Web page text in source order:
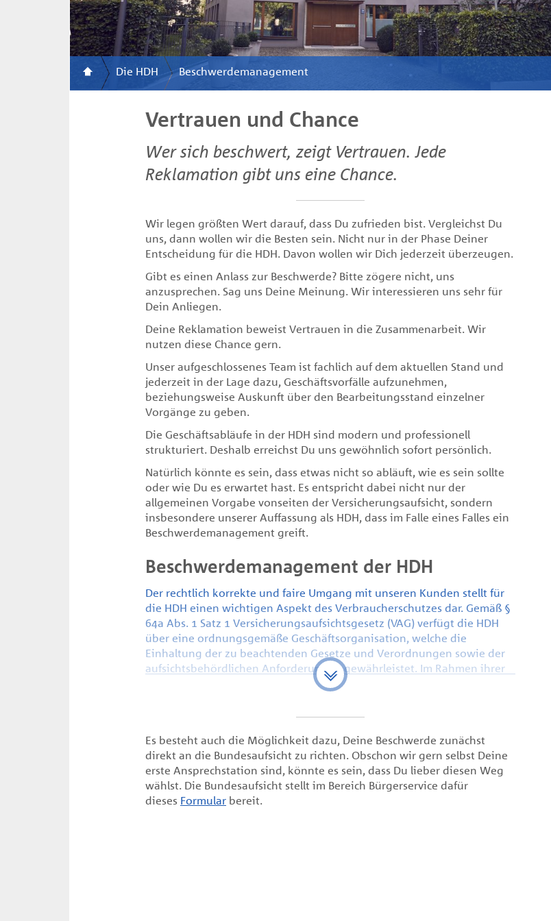
Die HDH Beschwerdemanagement
Vertrauen und Chance
Wer sich beschwert, zeigt Vertrauen. Jede
Reklamation gibt uns eine Chance.
Wir legen größten Wert darauf, dass Du zufrieden bist. Vergleichst Du
uns, dann wollen wir die Besten sein. Nicht nur in der Phase Deiner
Entscheidung für die HDH. Davon wollen wir Dich jederzeit überzeugen.
Gibt es einen Anlass zur Beschwerde? Bitte zögere nicht, uns
anzusprechen. Sag uns Deine Meinung. Wir interessieren uns sehr für
Dein Anliegen.
Deine Reklamation beweist Vertrauen in die Zusammenarbeit. Wir
nutzen diese Chance gern.
Unser aufgeschlossenes Team ist fachlich auf dem aktuellen Stand und
jederzeit in der Lage dazu, Geschäftsvorfälle aufzunehmen,
beziehungsweise Auskunft über den Bearbeitungsstand einzelner
Vorgänge zu geben.
Die Geschäftsabläufe in der HDH sind modern und professionell
strukturiert. Deshalb erreichst Du uns gewöhnlich sofort persönlich.
Natürlich könnte es sein, dass etwas nicht so abläuft, wie es sein sollte
oder wie Du es erwartet hast. Es entspricht dabei nicht nur der
allgemeinen Vorgabe vonseiten der Versicherungsaufsicht, sondern
insbesondere unserer Auffassung als HDH, dass im Falle eines Falles ein
Beschwerdemanagement greift.
Beschwerdemanagement der HDH
Der rechtlich korrekte und faire Umgang mit unseren Kunden stellt für
die HDH einen wichtigen Aspekt des Verbraucherschutzes dar. Gemäß §
64a Abs. 1 Satz 1 Versicherungsaufsichtsgesetz (VAG) verfügt die HDH
über eine ordnungsgemäße Geschäftsorganisation, welche die
Einhaltung der zu beachtenden Gesetze und Verordnungen sowie der
aufsichtsbehördlichen Anforderungen gewährleistet. Im Rahmen ihrer
ordnungsgemäßen Geschäftsorganisation gewährleistet die HDH
Zu den Bausteinen eines wirksamen Risikomanagementsystems zählt in
der HDH eine gut funktionierende und transparente
Beschwerdebearbeitung, einschließlich deren angemessener
Dokumentation. Dabei werden die rechtlichen Vorgaben des
Versicherungsvertragsgesetzes (VVG) i.V.m. der auf Grundlage von § 7
Es besteht auch die Möglichkeit dazu, Deine Beschwerde zunächst
direkt an die Bundesaufsicht zu richten. Obschon wir gern selbst Deine
erste Ansprechstation sind, könnte es sein, dass Du lieber diesen Weg
wählst. Die Bundesaufsicht stellt im Bereich Bürgerservice dafür
dieses Formular bereit.